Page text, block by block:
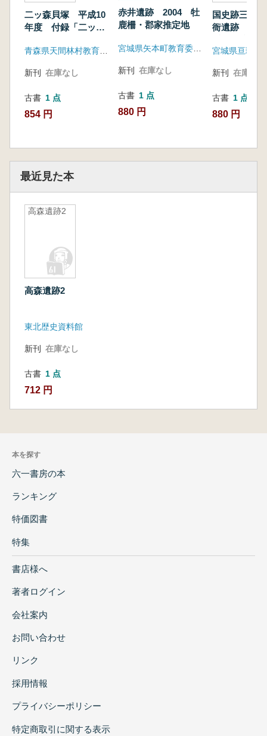
二ッ森貝塚 平成10
年度 付録「二ッ森
新刊 在庫なし
古書 1 点
854 円
赤井遺跡 2004 牡
鹿柵・郡家推定地
宮城県矢本町教育委員会
新刊 在庫なし
古書 1 点
880 円
国史跡三十
衙遺跡 平成
査報告書
新刊 在庫なし
古書 1 点
880 円
最近見た本
高森遺跡2
高森遺跡2
東北歴史資料館
新刊 在庫なし
古書 1 点
712 円
本を探す
六一書房の本
ランキング
特価図書
特集
書店様へ
著者ログイン
会社案内
お問い合わせ
リンク
採用情報
プライバシーポリシー
特定商取引に関する表示